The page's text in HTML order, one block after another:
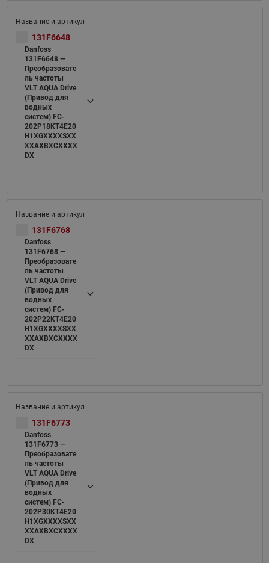
131F6648
Danfoss
131F6648 —
Преобразовате
ль частоты
VLT AQUA Drive
(Привод для
водных
систем) FC-
202P18KT4E20
H1XGXXXXSXX
XXAXBXCXXXX
DX
131F6768
Danfoss
131F6768 —
Преобразовате
ль частоты
VLT AQUA Drive
(Привод для
водных
систем) FC-
202P22KT4E20
H1XGXXXXSXX
XXAXBXCXXXX
DX
131F6773
Danfoss
131F6773 —
Преобразовате
ль частоты
VLT AQUA Drive
(Привод для
водных
систем) FC-
202P30KT4E20
H1XGXXXXSXX
XXAXBXCXXXX
DX